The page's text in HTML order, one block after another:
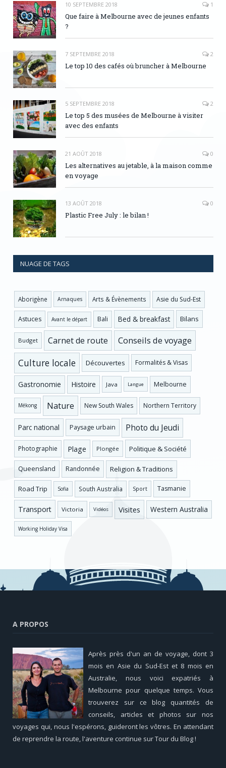
10 SEPTEMBRE 2018 1
Que faire à Melbourne avec de jeunes enfants
?
7 SEPTEMBRE 2018 2
Le top 10 des cafés où bruncher à Melbourne
5 SEPTEMBRE 2018 2
Le top 5 des musées de Melbourne à visiter
avec des enfants
21 AOÛT 2018 0
Les alternatives au jetable, à la maison comme
en voyage
13 AOÛT 2018 0
Plastic Free July : le bilan !
NUAGE DE TAGS
Aborigène Arnaques Arts & Évènements Asie du Sud-Est
Astuces Avant le départ Bali Bed & breakfast Bilans
Budget Carnet de route Conseils de voyage
Culture locale Découvertes Formalités & Visas
Gastronomie Histoire Java Langue Melbourne
Mékong Nature New South Wales Northern Territory
Parc national Paysage urbain Photo du Jeudi
Photographie Plage Plongée Politique & Société
Queensland Randonnée Religion & Traditions
Road Trip Sofia South Australia Sport Tasmanie
Transport Victoria Vidéos Visites Western Australia
Working Holiday Visa
A PROPOS
Après près d'un an de voyage, dont 3
mois en Asie du Sud-Est et 8 mois en
Australie, nous voici expatriés à
Melbourne pour quelque temps. Vous
trouverez sur ce blog quantités de
conseils, articles et photos sur nos
voyages qui, nous l'espérons, guideront les vôtres. En attendant
de reprendre la route, l'aventure continue sur Tour du Blog !